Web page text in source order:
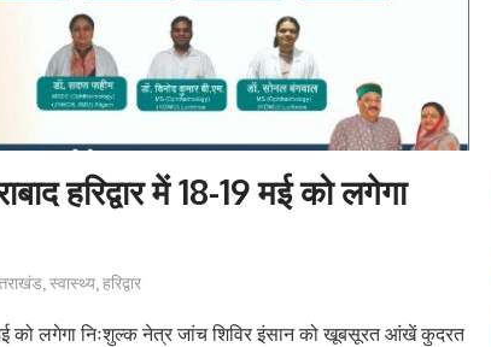
हरिद्वार में 18-19 मई को लगेगा
,स्वास्थ्य,हरिद्वार
को लगेगा निःशुल्क नेत्र जांच शिविर इंसान को खूबसूरत आंखें कुदरत